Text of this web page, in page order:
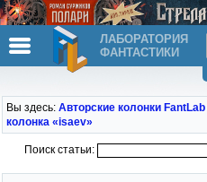
ЛАБОРАТОРИЯ
ФАНТАСТИКИ
Вы здесь: Авторские колонки FantLab
колонка «isaev»
Поиск статьи: